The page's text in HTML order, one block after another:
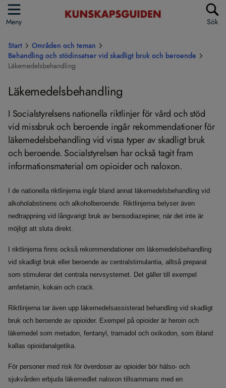
Meny Sök
Start
Områden och teman
Behandling och stödinsatser vid skadligt bruk och beroende
Läkemedelsbehandling
Läkemedelsbehandling
I Socialstyrelsens nationella riktlinjer för vård och stöd
vid missbruk och beroende ingår rekommendationer för
läkemedelsbehandling vid vissa typer av skadligt bruk
och beroende. Socialstyrelsen har också tagit fram
informationsmaterial om opioider och naloxon.
I de nationella riktlinjerna ingår bland annat läkemedelsbehandling vid
alkoholabstinens och alkoholberoende. Riktlinjerna belyser även
nedtrappning vid långvarigt bruk av bensodiazepiner, när det inte är
möjligt att sluta direkt.
I riktlinjerna finns också rekommendationer om läkemedelsbehandling
vid skadligt bruk eller beroende av centralstimulantia, alltså preparat
som stimulerar det centrala nervsystemet. Det gäller till exempel
amfetamin, kokain och crack.
Riktlinjerna tar även upp läkemedelsassisterad behandling vid skadligt
bruk och beroende av opioider. Exempel på opioider är heroin och
läkemedel som metadon, fentanyl, tramadol och oxikodon, som ibland
kallas opioidanalgetika.
För personer med risk för överdoser av opioider bör hälso- och
sjukvården erbjuda läkemedlet naloxon tillsammans med en